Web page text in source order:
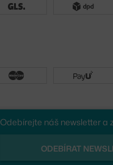
Odebírejte náš newsletter a
ODEBÍRAT
e-shop na míruod